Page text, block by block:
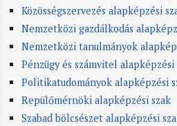
Közösségszervezés alapképzési
Nemzetközi gazdálkodás
Nemzetközi tanulmányok
Pénzügy és számvitel alapképzési
Politikatudományok alapképzési
Repülőmérnöki alapképzési szak
Szabad bölcsészet alapképzési